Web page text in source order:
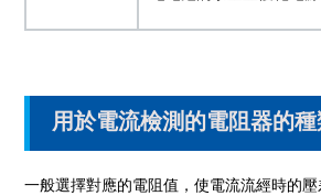
用於電流檢測的電阻器的
一般選擇對應的電阻值，使電流流經時的